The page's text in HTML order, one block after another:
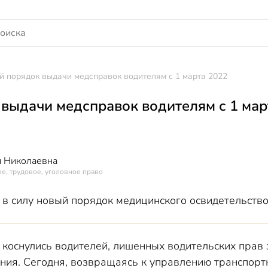
порядок выдачи медсправок водителям с 1 марта 2022
медсправок водителям с 1
трудовое, уголовное право
силу новый порядок медицинского
водителей, лишенных водительских
Сегодня, возвращаясь к управлению